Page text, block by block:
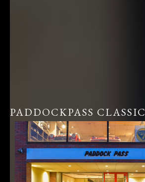
PADDOCKPASS CLASSIC